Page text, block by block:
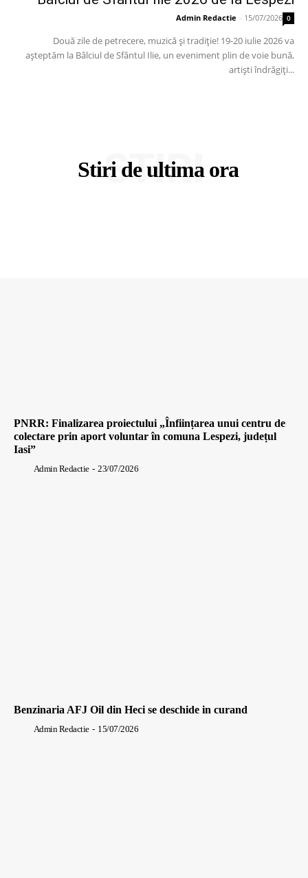
Admin Redactie - 15/07/2026 0
Două zile de petrecere, muzică și tradiție! 19-20 iulie 2026 va
așteptăm la Bâlciul de Sfântul Ilie, un eveniment plin de voie bună,
artiști îndrăgiți...
Stiri de ultima ora
STIRI
PNRR: Finalizarea proiectului „Înființarea unui centru de
colectare prin aport voluntar în comuna Lespezi, județul
Iasi”
Admin Redactie - 23/07/2026
Benzinaria AFJ Oil din Heci se deschide in curand
Admin Redactie - 15/07/2026